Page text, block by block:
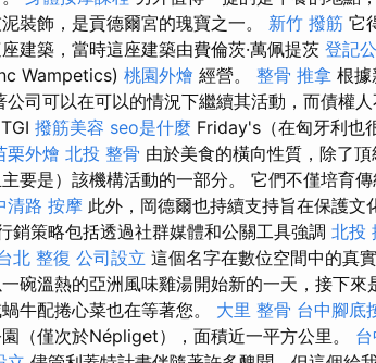
裝飾，是貢德爾宮的瑰寶之一。 新竹 撥筋 它
建築，當時這座建築由費倫茨·萬佩提茨 登記
Wampetics) 桃園外燴 經營。 整骨 推拿 根據
公司可以在可以的情況下繼續其活動，而債權人
TGI 撥筋美容 seo是什麼 Friday's（在匈牙利也
栗外燴 北投 整骨 由於美食的橫向性質，除了
要是）該機構活動的一部分。 它們不僅培育
清路 按摩 此外，岡德爾也持續支持旨在保護文
銷策略包括透過社群媒體和公關工具強調 北投
北 整復 公司設立 這個名字在數位空間中的真
碗溫熱的亞洲風味雞湯開始新的一天，接下
牛配捲心菜也在等著您。 大里 整骨 台中腳底
（僅次於Népliget），面積近一平方公里。